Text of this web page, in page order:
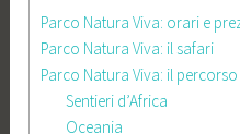
Parco Natura Viva: orari e
Parco Natura Viva: il safari
Parco Natura Viva: il
Sentieri d’Africa
Oceania